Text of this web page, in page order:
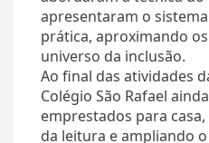
apresentaram o
prática, aproximando
universo da inclusão.
Ao final das atividades
Colégio São Rafael
emprestados para
da leitura e ampliando